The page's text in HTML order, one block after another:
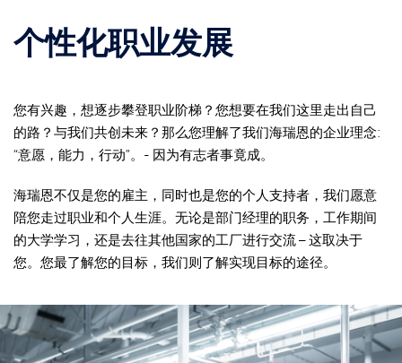
个性化职业发展
您有兴趣，想逐步攀登职业阶梯？您想要在我们这里走出自己
的路？与我们共创未来？那么您理解了我们海瑞恩的企业理念:
“意愿，能力，行动”。- 因为有志者事竟成。
海瑞恩不仅是您的雇主，同时也是您的个人支持者，我们愿意
陪您走过职业和个人生涯。无论是部门经理的职务，工作期间
的大学学习，还是去往其他国家的工厂进行交流 – 这取决于
您。您最了解您的目标，我们则了解实现目标的途径。